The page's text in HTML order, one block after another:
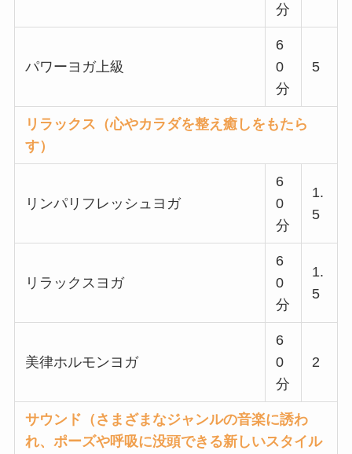
分
パワーヨガ上級
6
0
分
5
リラックス（心やカラダを整え癒しをもたら
す）
リンパリフレッシュヨガ
6
0
分
1.
5
リラックスヨガ
6
0
分
1.
5
美律ホルモンヨガ
6
0
分
2
サウンド（さまざまなジャンルの音楽に誘わ
れ、ポーズや呼吸に没頭できる新しいスタイル